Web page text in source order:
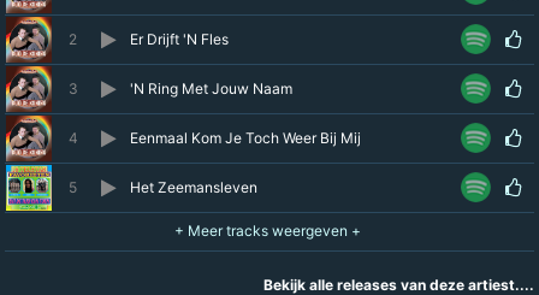
2 Er Drijft 'N Fles
3 'N Ring Met Jouw Naam
4 Eenmaal Kom Je Toch Weer Bij Mij
5 Het Zeemansleven
Bekijk alle releases van deze artiest....